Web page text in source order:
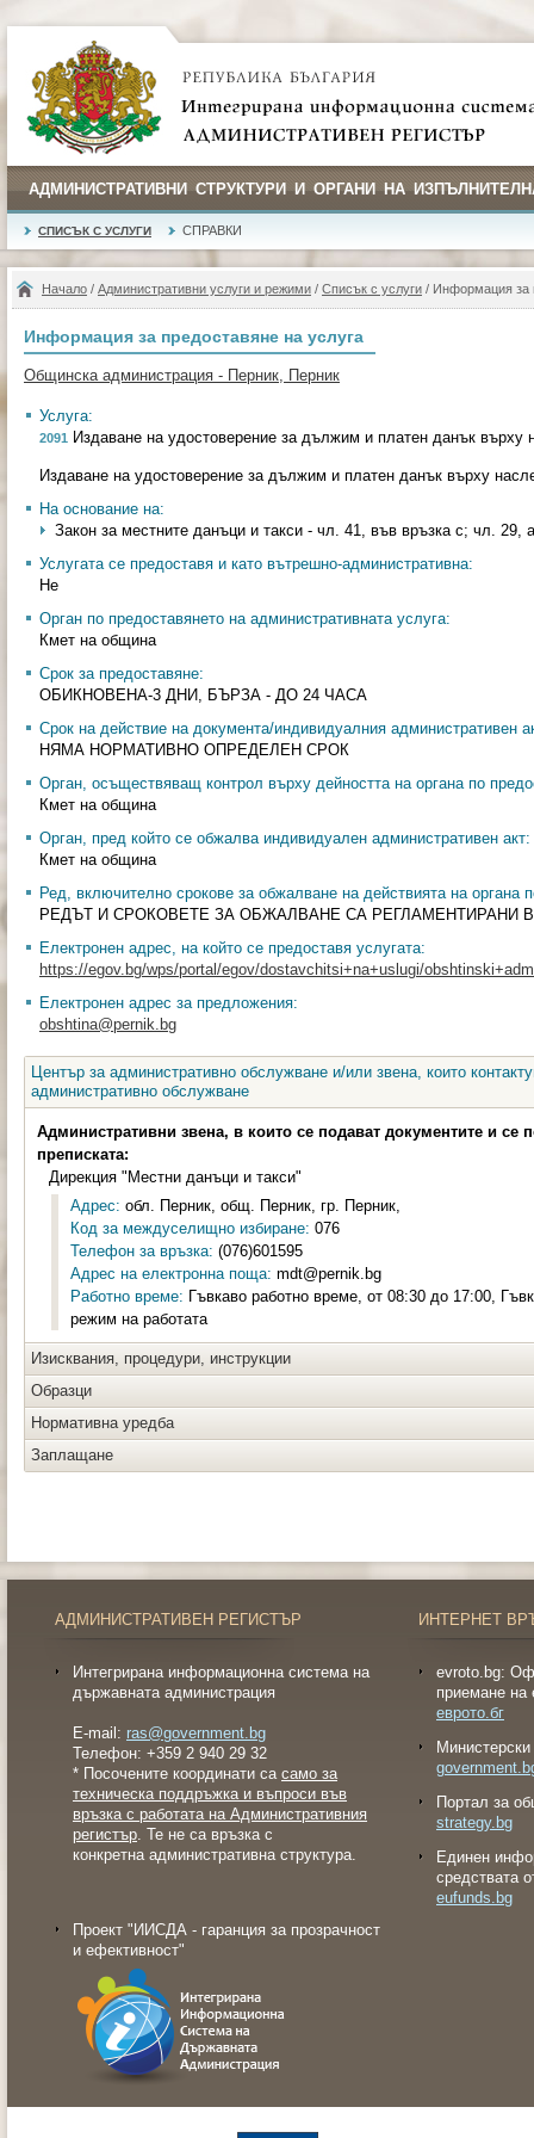
АДМИНИСТРАТИВНИ СТРУКТУРИ И ОРГАНИ НА
СПИСЪК С УСЛУГИ СПРАВКИ
Начало / Административни услуги и режими / Списък с услуги / Информация за
Информация за предоставяне на услуга
Общинска администрация - Перник, Перник
Услуга:
2091 Издаване на удостоверение за дължим и платен данък върху
Издаване на удостоверение за дължим и платен данък върху
На основание на:
Закон за местните данъци и такси - чл. 41, във връзка с; чл. 29,
Услугата се предоставя и като вътрешно-административна:
Не
Орган по предоставянето на административната услуга:
Кмет на община
Срок за предоставяне:
ОБИКНОВЕНА-3 ДНИ, БЪРЗА - ДО 24 ЧАСА
Срок на действие на документа/индивидуалния административен
НЯМА НОРМАТИВНО ОПРЕДЕЛЕН СРОК
Орган, осъществяващ контрол върху дейността на органа по
Кмет на община
Орган, пред който се обжалва индивидуален административен акт:
Кмет на община
Ред, включително срокове за обжалване на действията на органа
РЕДЪТ И СРОКОВЕТЕ ЗА ОБЖАЛВАНЕ СА РЕГЛАМЕНТИРАНИ В
Електронен адрес, на който се предоставя услугата:
https://egov.bg/wps/portal/egov/dostavchitsi+na+uslugi/
Електронен адрес за предложения:
obshtina@pernik.bg
Център за административно обслужване и/или звена, които
административно обслужване
Административни звена, в които се подават документите и се
преписката:
Дирекция "Местни данъци и такси"
Адрес: обл. Перник, общ. Перник, гр. Перник,
Код за междуселищно избиране: 076
Телефон за връзка: (076)601595
Адрес на електронна поща: mdt@pernik.bg
Работно време: Гъвкаво работно време, от 08:30 до 17:00,
режим на работата
Изисквания, процедури, инструкции
Образци
Нормативна уредба
Заплащане
АДМИНИСТРАТИВЕН РЕГИСТЪР
Интегрирана информационна система на
държавната администрация
E-mail: ras@government.bg
Телефон: +359 2 940 29 32
* Посочените координати са само за
техническа поддръжка и въпроси във
връзка с работата на Административния
регистър. Те не са връзка с
конкретна административна структура.
Проект "ИИСДА - гаранция за прозрачност
и ефективност"
ИНТЕРНЕТ
evroto.bg:
приемане на
еврото.бг
Портал за
strategy.bg
Eдинен
средствата
eufunds.bg